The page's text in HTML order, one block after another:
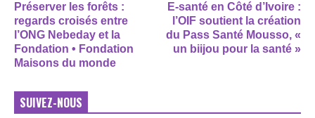
Préserver les forêts :
regards croisés entre
l’ONG Nebeday et la
Fondation • Fondation
Maisons du monde
E-santé en Côté d’Ivoire :
l’OIF soutient la création
du Pass Santé Mousso, «
un biijou pour la santé »
SUIVEZ-NOUS